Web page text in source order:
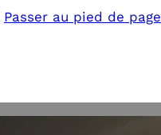
Passer au pied de page